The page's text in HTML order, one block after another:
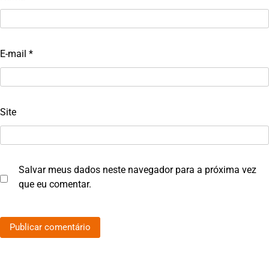
E-mail *
Site
Salvar meus dados neste navegador para a próxima vez
que eu comentar.